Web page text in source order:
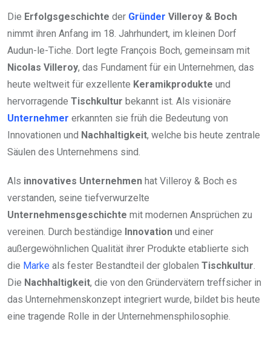
Die Erfolgsgeschichte der Gründer Villeroy & Boch
nimmt ihren Anfang im 18. Jahrhundert, im kleinen Dorf
Audun-le-Tiche. Dort legte François Boch, gemeinsam mit
Nicolas Villeroy, das Fundament für ein Unternehmen, das
heute weltweit für exzellente Keramikprodukte und
hervorragende Tischkultur bekannt ist. Als visionäre
Unternehmer erkannten sie früh die Bedeutung von
Innovationen und Nachhaltigkeit, welche bis heute zentrale
Säulen des Unternehmens sind.
Als innovatives Unternehmen hat Villeroy & Boch es
verstanden, seine tiefverwurzelte
Unternehmensgeschichte mit modernen Ansprüchen zu
vereinen. Durch beständige Innovation und einer
außergewöhnlichen Qualität ihrer Produkte etablierte sich
die Marke als fester Bestandteil der globalen Tischkultur.
Die Nachhaltigkeit, die von den Gründervätern treffsicher in
das Unternehmenskonzept integriert wurde, bildet bis heute
eine tragende Rolle in der Unternehmensphilosophie.